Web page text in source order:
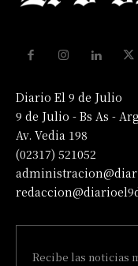
Diario El 9 de Julio
9 de Julio - Bs As -
Av. Vedia 198
(02317) 521052
Recibe las noticias